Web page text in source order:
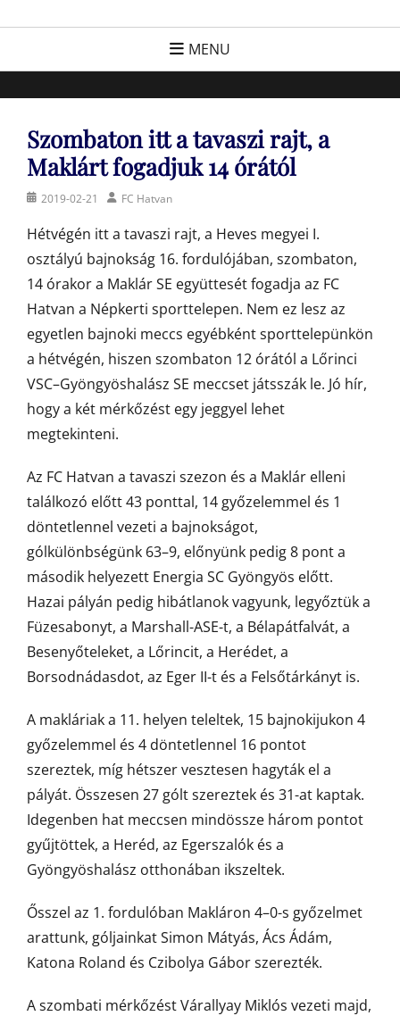
FC Hatvan
Egyesület a hatvani labdarúgásért, sportért!
MENU
Szombaton itt a tavaszi rajt, a
Maklárt fogadjuk 14 órától
Posted2019-02-21 AuthorFC Hatvan
Hétvégén itt a tavaszi rajt, a Heves megyei I.
osztályú bajnokság 16. fordulójában, szombaton,
14 órakor a Maklár SE együttesét fogadja az FC
Hatvan a Népkerti sporttelepen. Nem ez lesz az
egyetlen bajnoki meccs egyébként sporttelepünkön
a hétvégén, hiszen szombaton 12 órától a Lőrinci
VSC–Gyöngyöshalász SE meccset játsszák le. Jó hír,
hogy a két mérkőzést egy jeggyel lehet
megtekinteni.
Az FC Hatvan a tavaszi szezon és a Maklár elleni
találkozó előtt 43 ponttal, 14 győzelemmel és 1
döntetlennel vezeti a bajnokságot,
gólkülönbségünk 63–9, előnyünk pedig 8 pont a
második helyezett Energia SC Gyöngyös előtt.
Hazai pályán pedig hibátlanok vagyunk, legyőztük a
Füzesabonyt, a Marshall-ASE-t, a Bélapátfalvát, a
Besenyőteleket, a Lőrincit, a Herédet, a
Borsodnádasdot, az Eger II-t és a Felsőtárkányt is.
A makláriak a 11. helyen teleltek, 15 bajnokijukon 4
győzelemmel és 4 döntetlennel 16 pontot
szereztek, míg hétszer vesztesen hagyták el a
pályát. Összesen 27 gólt szereztek és 31-at kaptak.
Idegenben hat meccsen mindössze három pontot
gyűjtöttek, a Heréd, az Egerszalók és a
Gyöngyöshalász otthonában ikszeltek.
Ősszel az 1. fordulóban Makláron 4–0-s győzelmet
arattunk, góljainkat Simon Mátyás, Ács Ádám,
Katona Roland és Czibolya Gábor szerezték.
A szombati mérkőzést Várallyay Miklós vezeti majd,